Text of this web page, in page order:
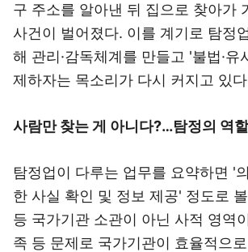
구 주소를 알아낸 뒤 집으로 찾아가
사건이 벌어졌다. 이를 계기로 탐정
해 관리·감독체계를 만들고 '불법·유
제하자는 목소리가 다시 커지고 있
사람만 찾는 게 아니다?…탐정의 역
탐정업이 다루는 업무를 요약하면 '
한 사실 확인 및 정보 제공' 정도로
등 국가기관 소관이 아닌 사적 영역
족 등 문제로 국가기관이 효율적으